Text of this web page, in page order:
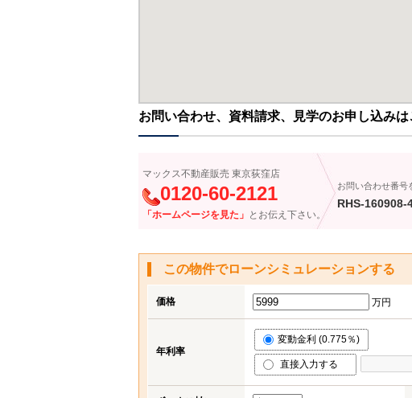
お問い合わせ、資料請求、見学のお申し込みは
マックス不動産販売 東京荻窪店
0120-60-2121
「ホームページを見た」 とお伝え下さい。
お問い合わせ番号
RHS-160908-
この物件でローンシミュレーションする
価格 万円
年利率
変動金利 (0.775％)
直接入力する